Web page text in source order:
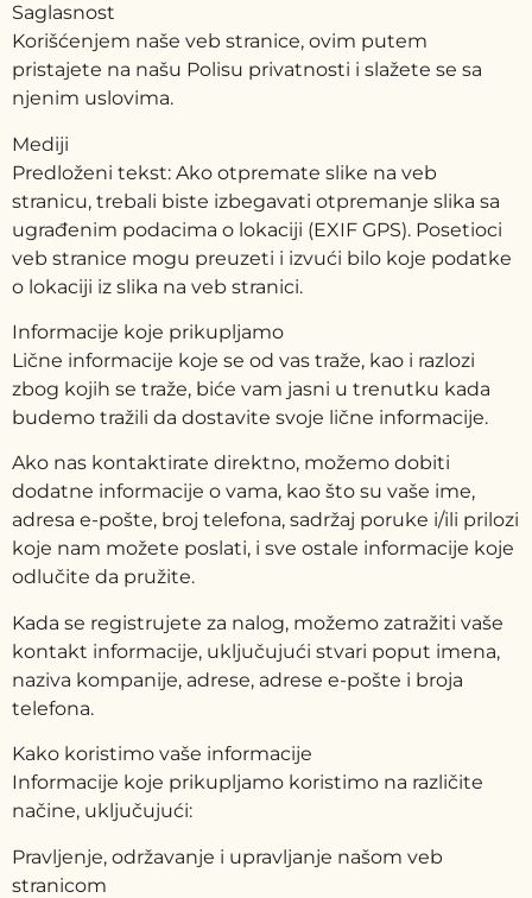
Saglasnost
Korišćenjem naše veb stranice, ovim putem
pristajete na našu Polisu privatnosti i slažete se sa
njenim uslovima.
Mediji
Predloženi tekst: Ako otpremate slike na veb
stranicu, trebali biste izbegavati otpremanje slika sa
ugrađenim podacima o lokaciji (EXIF GPS). Posetioci
veb stranice mogu preuzeti i izvući bilo koje podatke
o lokaciji iz slika na veb stranici.
Informacije koje prikupljamo
Lične informacije koje se od vas traže, kao i razlozi
zbog kojih se traže, biće vam jasni u trenutku kada
budemo tražili da dostavite svoje lične informacije.
Ako nas kontaktirate direktno, možemo dobiti
dodatne informacije o vama, kao što su vaše ime,
adresa e-pošte, broj telefona, sadržaj poruke i/ili prilozi
koje nam možete poslati, i sve ostale informacije koje
odlučite da pružite.
Kada se registrujete za nalog, možemo zatražiti vaše
kontakt informacije, uključujući stvari poput imena,
naziva kompanije, adrese, adrese e-pošte i broja
telefona.
Kako koristimo vaše informacije
Informacije koje prikupljamo koristimo na različite
načine, uključujući:
Pravljenje, održavanje i upravljanje našom veb
stranicom